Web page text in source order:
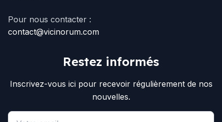
Pour nous contacter :
contact@vicinorum.com
Restez informés
Inscrivez-vous ici pour recevoir régulièrement de nos
nouvelles.
Email address